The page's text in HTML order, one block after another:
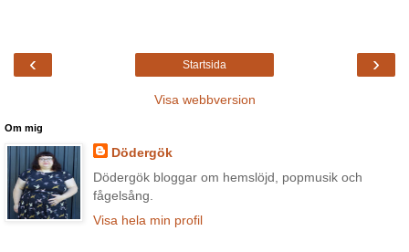
‹ ›
Startsida
Visa webbversion
Om mig
Dödergök
Dödergök bloggar om hemslöjd, popmusik och
fågelsång.
Visa hela min profil